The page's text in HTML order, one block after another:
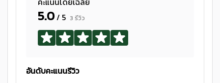
5.0/ 5 3 รีวิว
อันดับคะแนนรีวิว